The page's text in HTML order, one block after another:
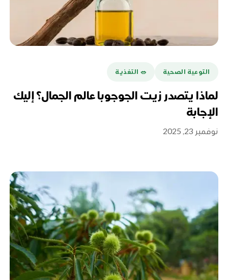
التوعية الصحية 🥗 التغذية
لماذا يتصدر زيت الجوجوبا عالم الجمال؟ إليك
الإجابة
نوفمبر 23, 2025